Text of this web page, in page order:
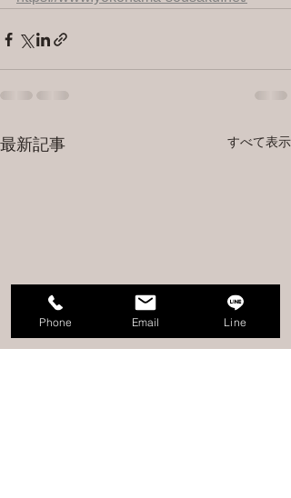
最新記事 すべて表示
Phone Email Line